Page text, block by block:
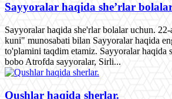
Sayyoralar haqida she’rlar
Sayyoralar haqida she'rlar bolalar uchun.
kuni" munosabati bilan Sayyoralar haqida
to'plamini taqdim etamiz. Sayyoralar haqida
bobo Atrofda sayyoralar, Sirli...
Qushlar haqida sherlar.